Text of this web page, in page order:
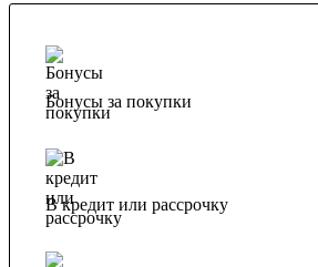
Бонусы за покупки
В кредит или рассрочку